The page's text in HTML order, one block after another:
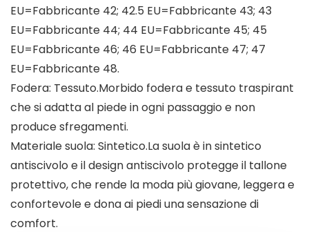
EU=Fabbricante 42; 42.5 EU=Fabbricante 43; 43
EU=Fabbricante 44; 44 EU=Fabbricante 45; 45
EU=Fabbricante 46; 46 EU=Fabbricante 47; 47
EU=Fabbricante 48.
Fodera: Tessuto.Morbido fodera e tessuto traspirant
che si adatta al piede in ogni passaggio e non
produce sfregamenti.
Materiale suola: Sintetico.La suola è in sintetico
antiscivolo e il design antiscivolo protegge il tallone
protettivo, che rende la moda più giovane, leggera e
confortevole e dona ai piedi una sensazione di
comfort.